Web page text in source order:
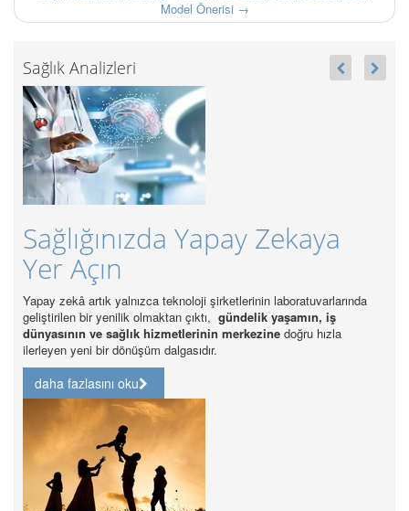
Model Önerisi →
Sağlık Analizleri
Yapay Zekaya
Açın
zekâ artık yalnızca teknoloji şirketlerinin laboratuvarlarında
bir yenilik olmaktan çıktı,gündelik yaşamın, iş
ve sağlık hizmetlerinin merkezinedoğru hızla
yeni bir dönüşüm dalgasıdır.
daha fazlasını oku
Sektörde